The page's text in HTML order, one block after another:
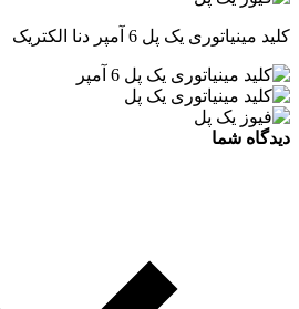
کلید مینیاتوری یک پل 6 آمپر دنا الکتریک
دیدگاه شما